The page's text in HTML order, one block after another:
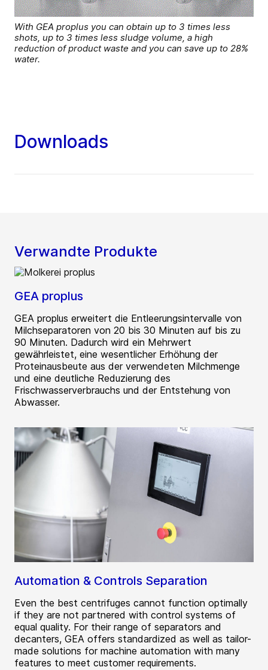
With GEA proplus you can obtain up to 3 times less
shots, up to 3 times less sludge volume, a high
reduction of product waste and you can save up to 28%
water.
Downloads
Verwandte Produkte
GEA proplus
GEA proplus erweitert die Entleerungsintervalle von
Milchseparatoren von 20 bis 30 Minuten auf bis zu
90 Minuten. Dadurch wird ein Mehrwert
gewährleistet, eine wesentlicher Erhöhung der
Proteinausbeute aus der verwendeten Milchmenge
und eine deutliche Reduzierung des
Frischwasserverbrauchs und der Entstehung von
Abwasser.
Automation & Controls Separation
Even the best centrifuges cannot function optimally
if they are not partnered with control systems of
equal quality. For their range of separators and
decanters, GEA offers standardized as well as tailor-
made solutions for machine automation with many
features to meet customer requirements.